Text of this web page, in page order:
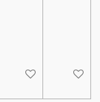
In winkelwagen
In